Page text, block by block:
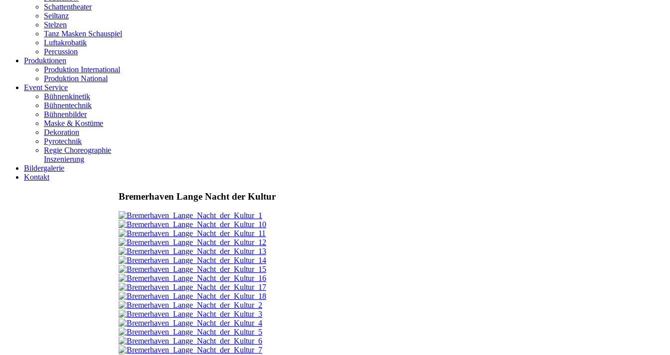
Schattentheater
Seiltanz
Stelzen
Tanz Masken Schauspiel
Luftakrobatik
Percussion
Produktionen
Produktion International
Produktion National
Event Service
Bühnenkinetik
Bühnentechnik
Bühnenbilder
Maske & Kostüme
Dekoration
Pyrotechnik
Regie Choreographie
Inszenierung
Bildergalerie
Kontakt
Bremerhaven Lange Nacht der Kultur